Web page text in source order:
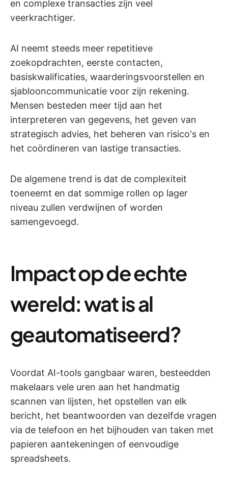
en complexe transacties zijn veel
veerkrachtiger.
AI neemt steeds meer repetitieve
zoekopdrachten, eerste contacten,
basiskwalificaties, waarderingsvoorstellen en
sjablooncommunicatie voor zijn rekening.
Mensen besteden meer tijd aan het
interpreteren van gegevens, het geven van
strategisch advies, het beheren van risico's en
het coördineren van lastige transacties.
De algemene trend is dat de complexiteit
toeneemt en dat sommige rollen op lager
niveau zullen verdwijnen of worden
samengevoegd.
Impact op de echte
wereld: wat is al
geautomatiseerd?
Voordat AI-tools gangbaar waren, besteedden
makelaars vele uren aan het handmatig
scannen van lijsten, het opstellen van elk
bericht, het beantwoorden van dezelfde vragen
via de telefoon en het bijhouden van taken met
papieren aantekeningen of eenvoudige
spreadsheets.